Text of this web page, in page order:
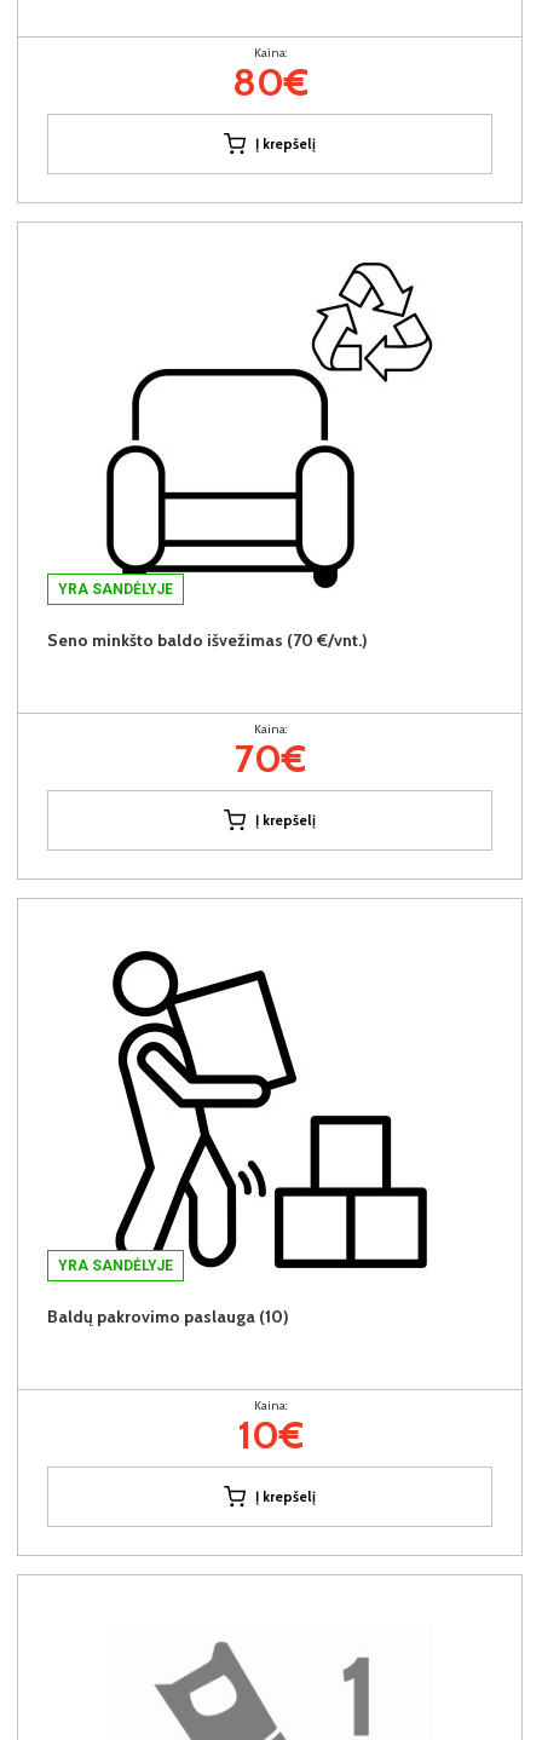
Kaina:
80€
Į krepšelį
YRA SANDĖLYJE
Seno minkšto baldo išvežimas (70 €/vnt.)
Kaina:
70€
Į krepšelį
YRA SANDĖLYJE
Baldų pakrovimo paslauga (10)
Kaina:
10€
Į krepšelį